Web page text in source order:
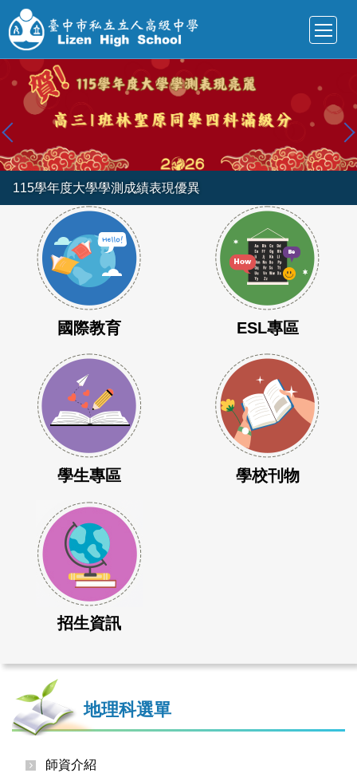
到
主
內
區
115學年度大學學測成績表現優異
國際教育 ESL專區
學生專區 學校刊物
招生資訊
地理科選單
師資介紹